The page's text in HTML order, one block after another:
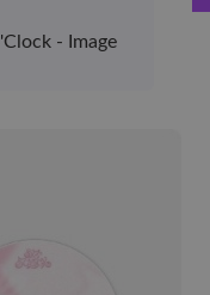
- Image